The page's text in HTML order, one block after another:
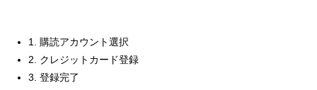
1. 購読アカウント選択
2. クレジットカード登録
3. 登録完了